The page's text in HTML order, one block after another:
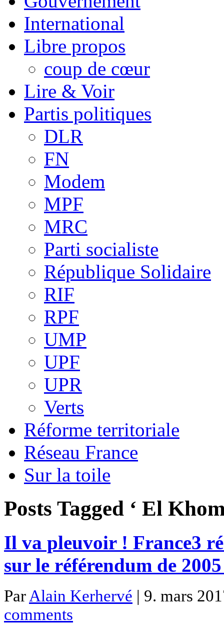
International
Libre propos
coup de cœur
Lire & Voir
Partis politiques
DLR
FN
Modem
MPF
MRC
Parti socialiste
République Solidaire
RIF
RPF
UMP
UPF
UPR
Verts
Réforme territoriale
Réseau France
Sur la toile
Posts Tagged ‘ El
Il va pleuvoir ! France3
sur le référendum de
ParAlain Kerhervé | 9. mars
comments